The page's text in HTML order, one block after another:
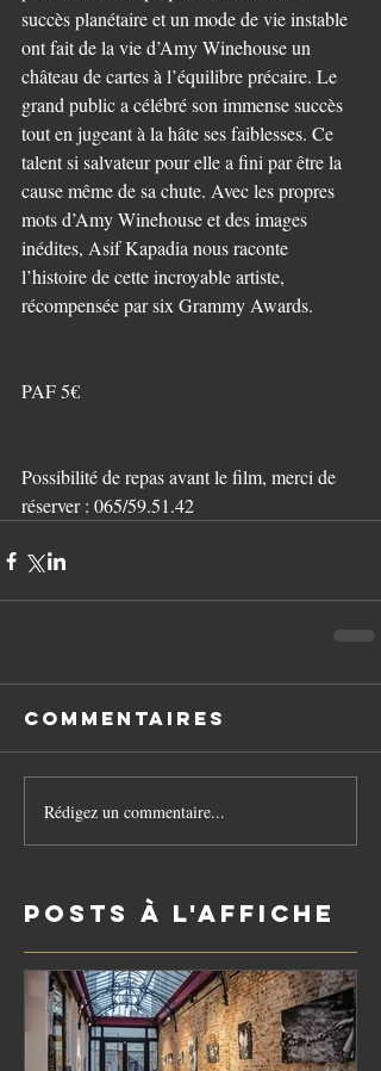
succès planétaire et un mode de vie instable
ont fait de la vie d’Amy Winehouse un
château de cartes à l’équilibre précaire. Le
grand public a célébré son immense succès
tout en jugeant à la hâte ses faiblesses. Ce
talent si salvateur pour elle a fini par être la
cause même de sa chute. Avec les propres
mots d’Amy Winehouse et des images
inédites, Asif Kapadia nous raconte
l’histoire de cette incroyable artiste,
récompensée par six Grammy Awards.
PAF 5€
Possibilité de repas avant le film, merci de
réserver : 065/59.51.42
Commentaires
Rédigez un commentaire...
Posts à l'affiche